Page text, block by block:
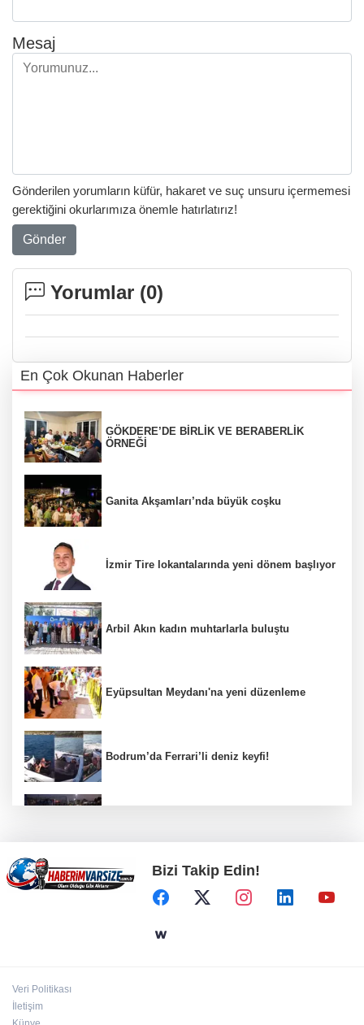
Mesaj
Gönderilen yorumların küfür, hakaret ve suç unsuru içermemesi
gerektiğini okurlarımıza önemle hatırlatırız!
Gönder
Yorumlar (0)
En Çok Okunan Haberler
GÖKDERE’DE BİRLİK VE BERABERLİK
ÖRNEĞİ
Ganita Akşamları’nda büyük coşku
İzmir Tire lokantalarında yeni dönem başlıyor
Arbil Akın kadın muhtarlarla buluştu
Eyüpsultan Meydanı'na yeni düzenleme
Bodrum’da Ferrari’li deniz keyfi!
Altınoluk Alevi Kültür ve Sanat Festivali
renkli anlara sahne oldu
Türkiye Kültür Yolu Festivali Nevşehir'de tam
Bizi Takip Edin!
Veri Politikası
İletişim